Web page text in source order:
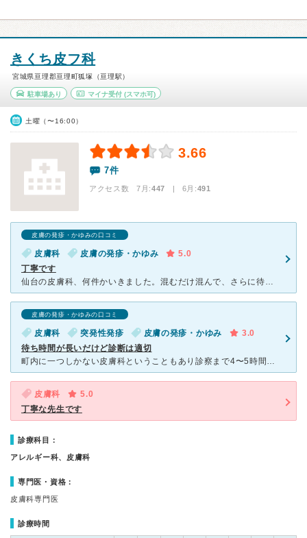
きくち皮フ科
宮城県亘理郡亘理町狐塚（亘理駅）
駐車場あり マイナ受付(スマホ可)
土曜（〜16:00）
3.66
7件
アクセス数 7月:447 | 6月:491
皮膚の発疹・かゆみの口コミ
皮膚科 皮膚の発疹・かゆみ
5.0
丁寧です
仙台の皮膚科、何件かいきました。混むだけ混んで、さらに待たされたあげく、あっという間に終わる診断…。痒がっては、ただれたりの繰り返しで結局『乾燥肌』とのこと。クリームや飲み薬はいただいたものの、全くよ
皮膚の発疹・かゆみの口コミ
皮膚科 突発性発疹 皮膚の発疹・かゆみ
3.0
待ち時間が長いだけど診断は適切
町内に一つしかない皮膚科ということもあり診察まで4〜5時間待つことがあります。予約方法ですが、初診は来院しないと予約できませんが、２回目以降はWEBで予約することができます。 受診した感想ですが、自
皮膚科
5.0
丁寧な先生です
診療科目：
アレルギー科、皮膚科
専門医・資格：
皮膚科専門医
診療時間